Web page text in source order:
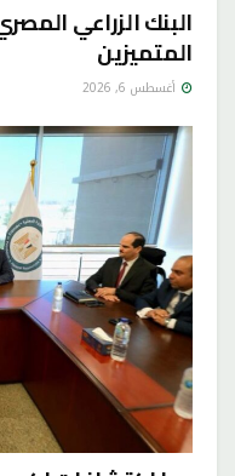
البنك الزراعي
المتميزين
أغسطس 6, 2026